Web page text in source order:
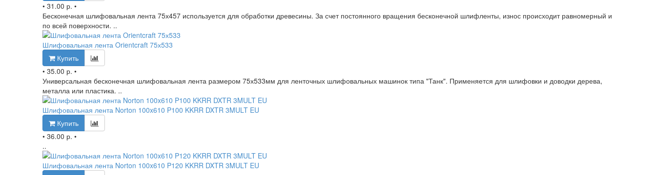
• 31.00 р. •
Бесконечная шлифовальная лента 75х457 используется для обработки древесины. За счет постоянного вращения бесконечной шлифленты, износ происходит равномерный и
по всей поверхности. ..
Шлифовальная лента Orientcraft 75х533
Купить
• 35.00 р. •
Универсальная бесконечная шлифовальная лента размером 75х533мм для ленточных шлифовальных машинок типа "Танк". Применяется для шлифовки и доводки дерева,
металла или пластика. ..
Шлифовальная лента Norton 100x610 P100 KKRR DXTR 3MULT EU
Купить
• 36.00 р. •
..
Шлифовальная лента Norton 100x610 P120 KKRR DXTR 3MULT EU